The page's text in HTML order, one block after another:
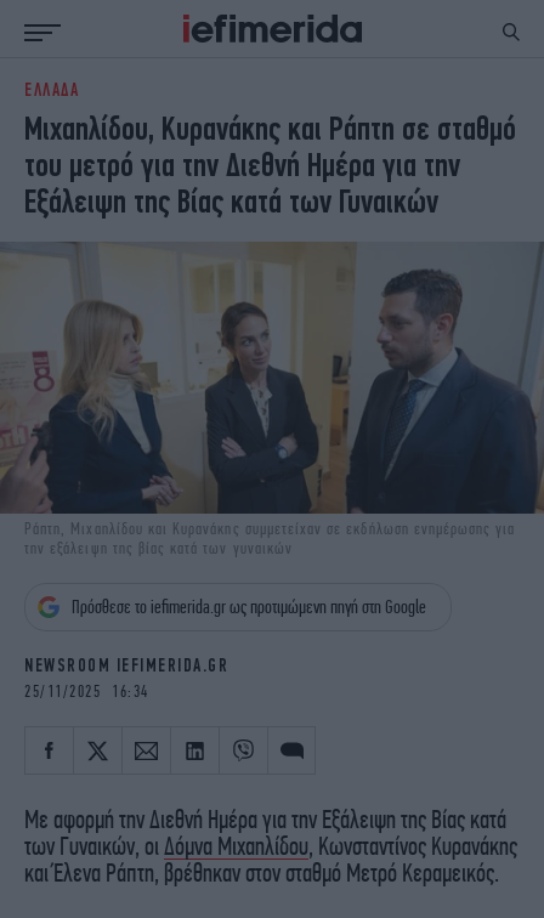
ΕΙΔΗΣΕΙΣ
NON PAPER
ΕΛΛΑΔΑ
ΟΙΚΟΝΟΜΙΑ
ΚΟΣΜΟΣ
ΠΟΛΙΤΙΣΜΟΣ
ΠΑΝΕΛΛΗΝΙΕΣ
ΣΠΟΡ
ENGLISH EDITION
ΤΕΧΝΟΛΟΓΙΑ
ΥΓΕΙΑ
DESIGN
ΟΛΥΜΠΙΑΚΟΙ ΑΓΩΝΕΣ
EURO
GREEN
PODCAST
iAUTOKINITO
iOPINIONS
iGASTRONOMIE
iBOOKS
OSCARS
NEWSLETTER
ΕΛΛΑΔΑ
Μιχαηλίδου, Κυρανάκης και Ράπτη σε σταθμό
του μετρό για την Διεθνή Ημέρα για την
Εξάλειψη της Βίας κατά των Γυναικών
Ράπτη, Μιχαηλίδου και Κυρανάκης συμμετείχαν σε εκδήλωση ενημέρωσης για
την εξάλειψη της βίας κατά των γυναικών
Πρόσθεσε το iefimerida.gr ως προτιμώμενη πηγή στη Google
NEWSROOM IEFIMERIDA.GR
25/11/2025 16:34
Με αφορμή την Διεθνή Ημέρα για την Εξάλειψη της Βίας κατά
των Γυναικών, οι Δόμνα Μιχαηλίδου, Κωνσταντίνος Κυρανάκης
και Έλενα Ράπτη, βρέθηκαν στον σταθμό Μετρό Κεραμεικός.